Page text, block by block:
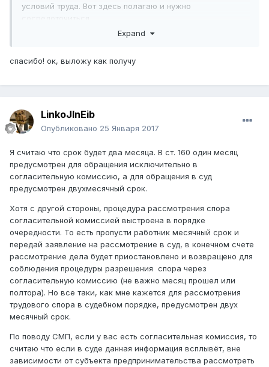
условий труда. Вот здесь полагаю и нужно
Проверим, когда решение получите (просьба выложить
Expand
спасибо! ок, выложу как получу
LinkoJlnEib
Опубликовано 25 Января 2017
Я считаю что срок будет два месяца. В ст. 160 один месяц
предусмотрен для обращения исключительно в
согласительную комиссию, а для обращения в суд
предусмотрен двухмесячный срок.
Хотя с другой стороны, процедура рассмотрения спора
согласительной комиссией выстроена в порядке
очередности. То есть пропусти работник месячный срок и
передай заявление на рассмотрение в суд, в конечном счете
рассмотрение дела будет приостановлено и возвращено для
соблюдения процедуры разрешения спора через
согласительную комиссию (не важно месяц прошел или
полтора). Но все таки, как мне кажется для рассмотрения
трудового спора в судебном порядке, предусмотрен двух
месячный срок.
По поводу СМП, если у вас есть согласительная комиссия, то
считаю что если в суде данная информация всплывёт, вне
зависимости от субъекта предпринимательства рассмотреть